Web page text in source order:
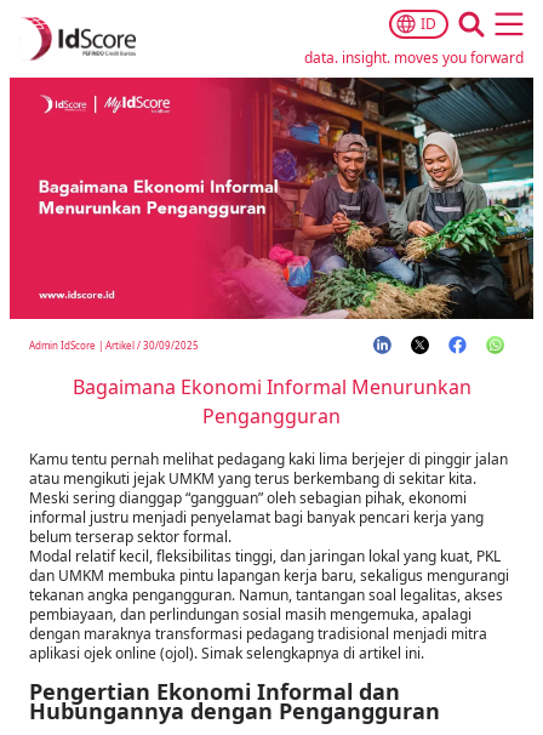
ID
data. insight. moves you forward
Admin IdScore | Artikel/30/09/2025
Bagaimana Ekonomi Informal Menurunkan
Pengangguran
Kamu tentu pernah melihat pedagang kaki lima berjejer di pinggir jalan
atau mengikuti jejak UMKM yang terus berkembang di sekitar kita.
Meski sering dianggap “gangguan” oleh sebagian pihak, ekonomi
informal justru menjadi penyelamat bagi banyak pencari kerja yang
belum terserap sektor formal.
Modal relatif kecil, fleksibilitas tinggi, dan jaringan lokal yang kuat, PKL
dan UMKM membuka pintu lapangan kerja baru, sekaligus mengurangi
tekanan angka pengangguran. Namun, tantangan soal legalitas, akses
pembiayaan, dan perlindungan sosial masih mengemuka, apalagi
dengan maraknya transformasi pedagang tradisional menjadi mitra
aplikasi ojek online (ojol). Simak selengkapnya di artikel ini.
Pengertian Ekonomi Informal dan
Hubungannya dengan Pengangguran